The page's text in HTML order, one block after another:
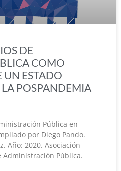
DE
COMO
UN ESTADO
POSPANDEMIA
Pública en
por Diego Pando.
Año: 2020. Asociación
Administración Pública.